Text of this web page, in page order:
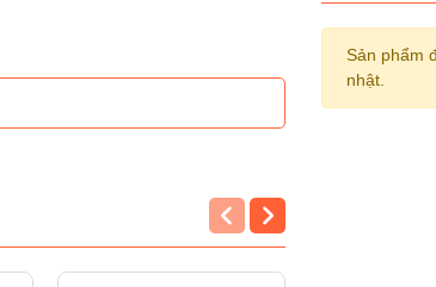
Sản phẩm
nhật.